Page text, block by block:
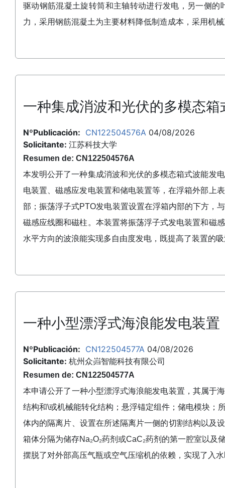
驱动钢筋混凝土旋转筒和主轴转动进行发电，另一侧
力，采用钢筋混凝土为主要材料降低制造成本，采用机
一种集成消波和光伏的多模态
NºPublicación: CN122504576A 04/08/2026
Solicitante: 江苏科技大学
Resumen de: CN122504576A
本发明公开了一种集成消波和光伏的多模态箱式波能发
电装置、磁感应发电装置和储电装置等，在浮箱外部上
部；振荡浮子式PTO发电装置设置在浮箱内部的下方，
磁感应线圈和磁柱。本装置将振荡浮子式发电装置和磁
水平方向的波浪能实现多自由度发电，既提高了装置的
一种小型漂浮式海浪能发电装置
NºPublicación: CN122504577A 04/08/2026
Solicitante: 杭州众岿智能科技有限公司
Resumen de: CN122504577A
本申请公开了一种小型漂浮式海浪能发电装置，其属于
结构和\或机械能转化结构；悬浮锚定组件；储电模块；
体内的隔离片、设置在所述隔离片一侧的切割结构以及
箱体分隔为储存Na₂O₂药剂或CaC₂药剂的第一腔室以
摆脱了对外部高压气瓶或空气压缩机的依赖，实现了入